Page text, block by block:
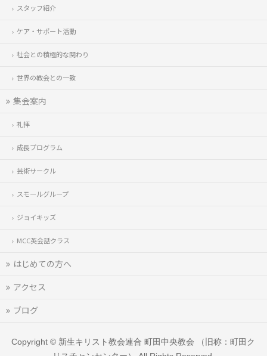
スタッフ紹介
ケア・サポート活動
社会との積極的な関わり
世界の教会との一致
集会案内
礼拝
成長プログラム
芸術サークル
スモールグループ
ジョイキッズ
MCC英会話クラス
はじめての方へ
アクセス
ブログ
Copyright © 新生キリスト教会連合 町田中央教会 （旧称：町田ク